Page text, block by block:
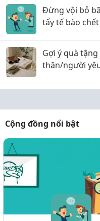
Đừng vội bỏ
tẩy tế bào
Gợi ý quà
thân/người
Cộng đồng nổi bật